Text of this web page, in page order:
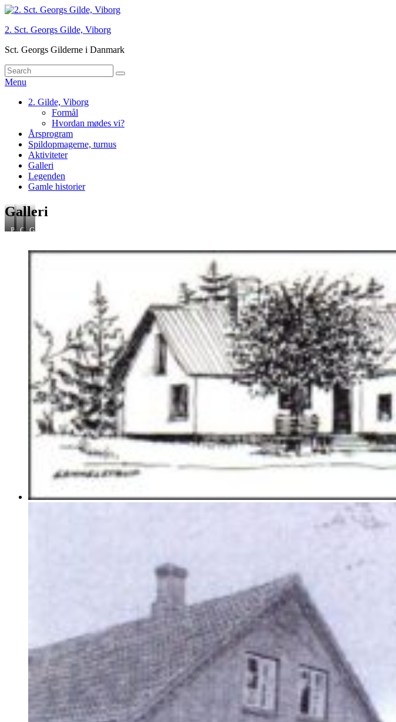
Skip
content
2. Sct. Georgs Gilde, Viborg
Sct. Georgs Gilderne i Danmark
Search
for:
Søg
Menu
Primær2. Gilde, Viborg
Formål
Hvordan mødes vi?
Årsprogram
Spildopmagerne, turnus
Aktiviteter
Galleri
Legenden
Gamle historier
Galleri
Povlholm
Gammelstrup
Gildeprisen